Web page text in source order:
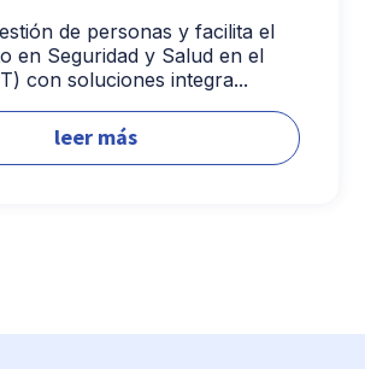
de personas y facilita el
en Seguridad y Salud en el
con soluciones integra...
leer más